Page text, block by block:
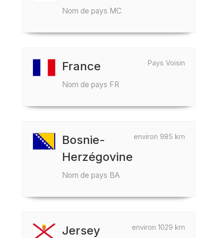
Nom de pays MC
Pays Voisin
France
Nom de pays FR
environ 985 km
Bosnie-
Herzégovine
Nom de pays BA
environ 1029 km
Jersey